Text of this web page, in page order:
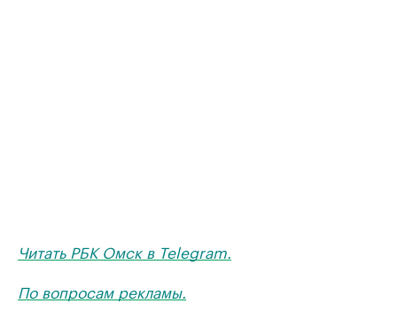
Читать РБК Омск в Telegram.
По вопросам рекламы.